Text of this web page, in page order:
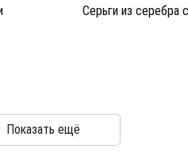
Серьги из серебра
Показать ещё